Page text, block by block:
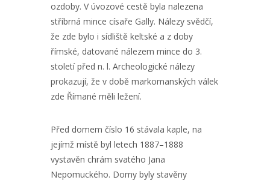
ozdoby. V úvozové cestě byla nalezena
stříbrná mince císaře Gally. Nálezy svědčí,
že zde bylo i sídliště keltské a z doby
římské, datované nálezem mince do 3.
století před n. l. Archeologické nálezy
prokazují, že v době markomanských válek
zde Římané měli ležení.
Před domem číslo 16 stávala kaple, na
jejímž místě byl letech 1887–1888
vystavěn chrám svatého Jana
Nepomuckého. Domy byly stavěny